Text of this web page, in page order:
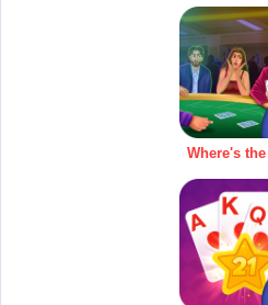
Where's